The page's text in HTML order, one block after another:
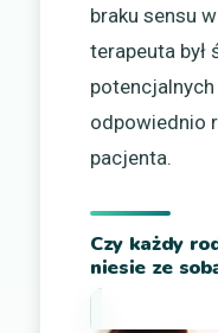
braku sensu
terapeuta był
odpowiednio
pacjenta.
Czy każdy
niesie ze